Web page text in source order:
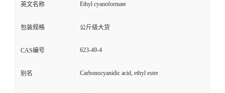
英文名称 Ethyl cyanoformate
包装规格 公斤级大货
CAS编号 623-49-4
别名 Carbonocyanidic acid, ethyl ester